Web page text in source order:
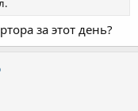
за этот день?